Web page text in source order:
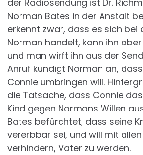
der Radiosendung ist Dr.
Norman Bates in der Anstalt
erkennt zwar, dass es sich bei
Norman handelt, kann ihn
und man wirft ihn aus der
Anruf kündigt Norman an,
Connie umbringen will.
die Tatsache, dass Connie
Kind gegen Normans Willen
Bates befürchtet, dass seine
vererbbar sei, und will mit
verhindern, Vater zu werden.